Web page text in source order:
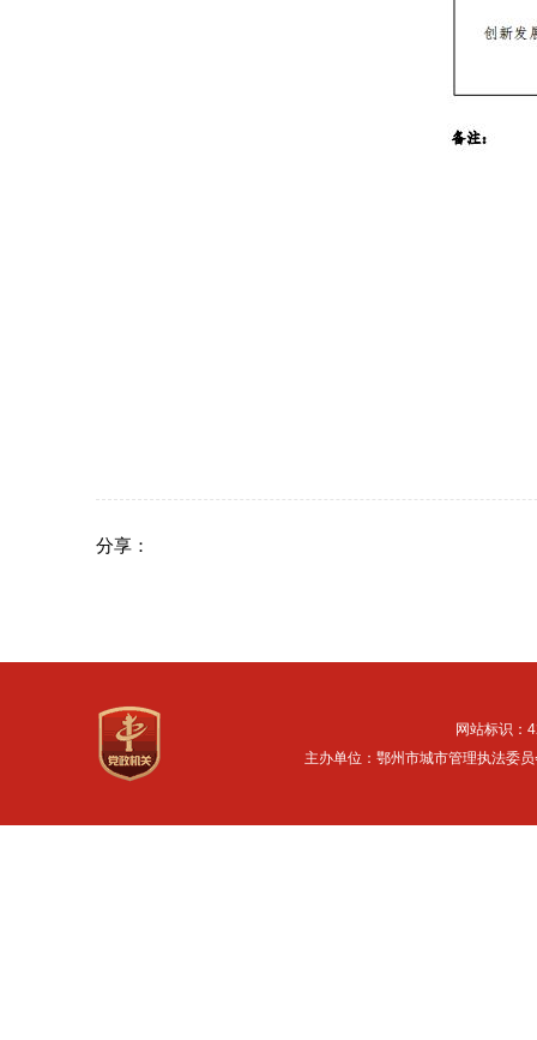
分享：
网站标识：
主办单位：鄂州市城市管理执法委